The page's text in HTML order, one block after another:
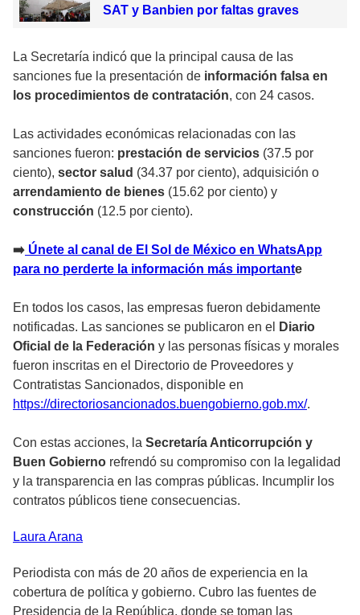
SAT y Banbien por faltas graves
La Secretaría indicó que la principal causa de las
sanciones fue la presentación de información falsa en
los procedimientos de contratación, con 24 casos.
Las actividades económicas relacionadas con las
sanciones fueron: prestación de servicios (37.5 por
ciento), sector salud (34.37 por ciento), adquisición o
arrendamiento de bienes (15.62 por ciento) y
construcción (12.5 por ciento).
➡️ Únete al canal de El Sol de México en WhatsApp
para no perderte la información más importante
En todos los casos, las empresas fueron debidamente
notificadas. Las sanciones se publicaron en el
Diario
Oficial de la Federación y las personas físicas y morales
fueron inscritas en el Directorio de Proveedores y
Contratistas Sancionados, disponible en
https://directoriosancionados.buengobierno.gob.mx/.
Con estas acciones, la Secretaría Anticorrupción y
Buen Gobierno refrendó su compromiso con la legalidad
y la transparencia en las compras públicas. Incumplir los
contratos públicos tiene consecuencias.
Laura Arana
Periodista con más de 20 años de experiencia en la
cobertura de política y gobierno. Cubro las fuentes de
Presidencia de la República, donde se toman las